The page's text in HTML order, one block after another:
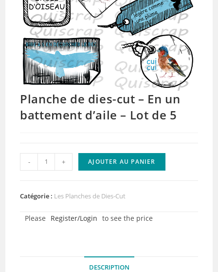
Planche de dies-cut – En un
battement d’aile – Lot de 5
quantité
de
de
cut
- + AJOUTER AU PANIER
Catégorie : Les Planches de Dies-Cut
Please Register/Login to see the price
DESCRIPTION